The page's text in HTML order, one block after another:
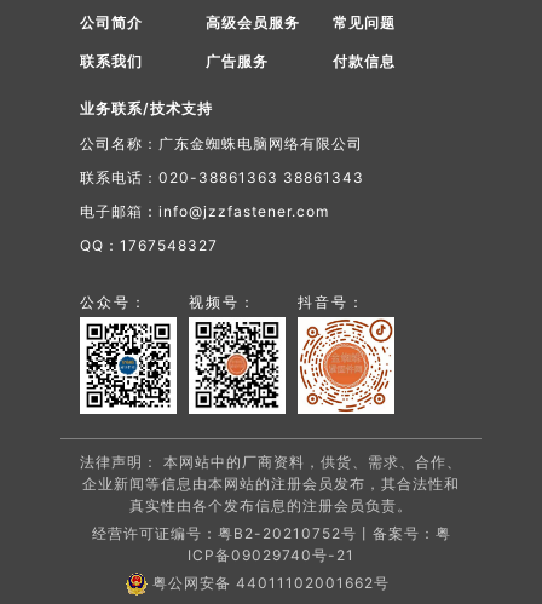
公司简介
联系我们
高级会员服务
广告服务
常见问题
付款信息
业务联系/技术支持
公司名称：广东金蜘蛛电脑网络有限公司
联系电话：020-38861363 38861343
电子邮箱：info@jzzfastener.com
QQ：1767548327
公众号： 视频号： 抖音号：
法律声明： 本网站中的厂商资料，供货、需求、合作、
企业新闻等信息由本网站的注册会员发布，其合法性和
真实性由各个发布信息的注册会员负责。
经营许可证编号：粤B2-20210752号丨备案号： 粤
ICP备09029740号-21
粤公网安备 44011102001662号